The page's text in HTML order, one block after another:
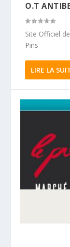
O.T
Site Officiel
Pins
LIRE LA